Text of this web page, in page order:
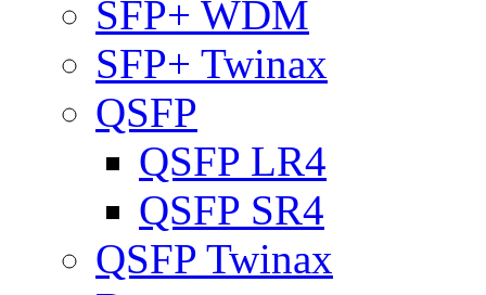
SFP+ WDM
SFP+ Twinax
QSFP
QSFP LR4
QSFP SR4
QSFP Twinax